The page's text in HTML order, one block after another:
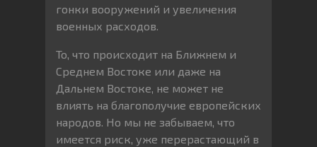
гонки вооружений и увеличения
военных расходов.
То, что происходит на Ближнем и
Среднем Востоке или даже на
Дальнем Востоке, не может не
влиять на благополучие европейских
народов. Но мы не забываем, что
имеется риск, уже перерастающий в